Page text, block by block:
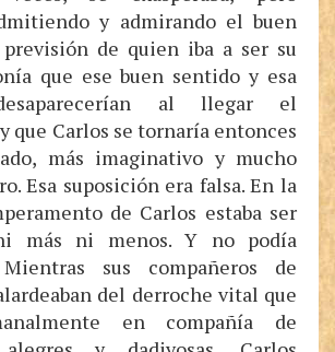
y admirando el buen
de quien iba a ser su
que ese buen sentido y esa
al llegar el
que Carlos se tornaría entonces
más imaginativo y mucho
Esa suposición era falsa. En la
de Carlos estaba ser
más ni menos. Y no podía
sus compañeros de
del derroche vital que
en compañía de